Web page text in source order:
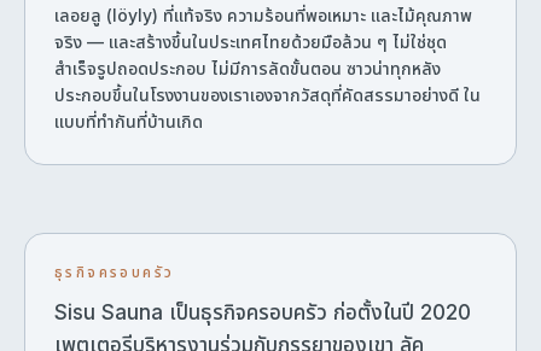
เลอยลู (löyly) ที่แท้จริง ความร้อนที่พอเหมาะ และไม้คุณภาพ
จริง — และสร้างขึ้นในประเทศไทยด้วยมือล้วน ๆ ไม่ใช่ชุด
สำเร็จรูปถอดประกอบ ไม่มีการลัดขั้นตอน ซาวน่าทุกหลัง
ประกอบขึ้นในโรงงานของเราเองจากวัสดุที่คัดสรรมาอย่างดี ใน
แบบที่ทำกันที่บ้านเกิด
ธุรกิจครอบครัว
Sisu Sauna เป็นธุรกิจครอบครัว ก่อตั้งในปี 2020
เพตเตอรีบริหารงานร่วมกับภรรยาของเขา ลัค